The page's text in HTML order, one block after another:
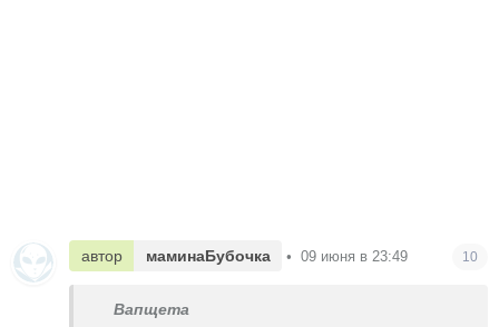
автор маминаБубочка • 09 июня в 23:49 10
Вапщета